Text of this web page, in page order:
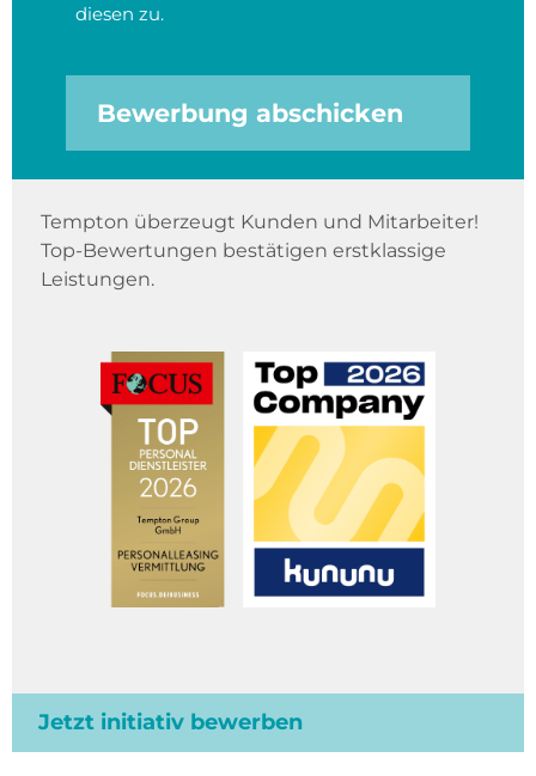
diesen zu.
Bewerbung abschicken
Tempton überzeugt Kunden und Mitarbeiter!
Top-Bewertungen bestätigen erstklassige
Leistungen.
Jetzt initiativ bewerben